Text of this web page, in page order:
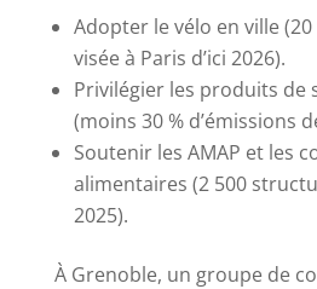
Adopter le vélo en ville
visée à Paris d’ici 2026).
Privilégier les produits de
(moins 30 % d’émissions
Soutenir les AMAP et les
alimentaires (2 500
2025).
À Grenoble, un groupe de